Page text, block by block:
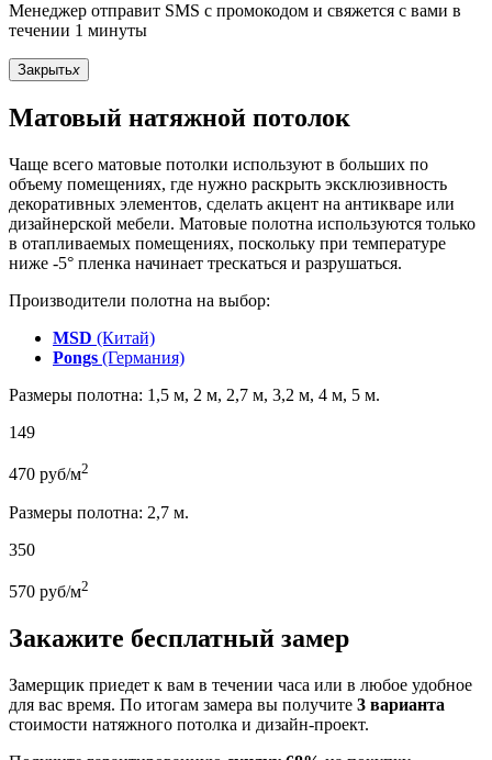
Менеджер отправит SMS с промокодом и свяжется с вами в
течении 1 минуты
Закрытьx
Матовый натяжной потолок
Чаще всего матовые потолки используют в больших по
объему помещениях, где нужно раскрыть эксклюзивность
декоративных элементов, сделать акцент на антикваре или
дизайнерской мебели. Матовые полотна используются только
в отапливаемых помещениях, поскольку при температуре
ниже -5° пленка начинает трескаться и разрушаться.
Производители полотна на выбор:
MSD (Китай)
Pongs (Германия)
Размеры полотна: 1,5 м, 2 м, 2,7 м, 3,2 м, 4 м, 5 м.
149
470 руб/м2
Размеры полотна: 2,7 м.
350
570 руб/м2
Закажите бесплатный замер
Замерщик приедет к вам в течении часа или в любое удобное
для вас время. По итогам замера вы получите 3 варианта
стоимости натяжного потолка и дизайн-проект.